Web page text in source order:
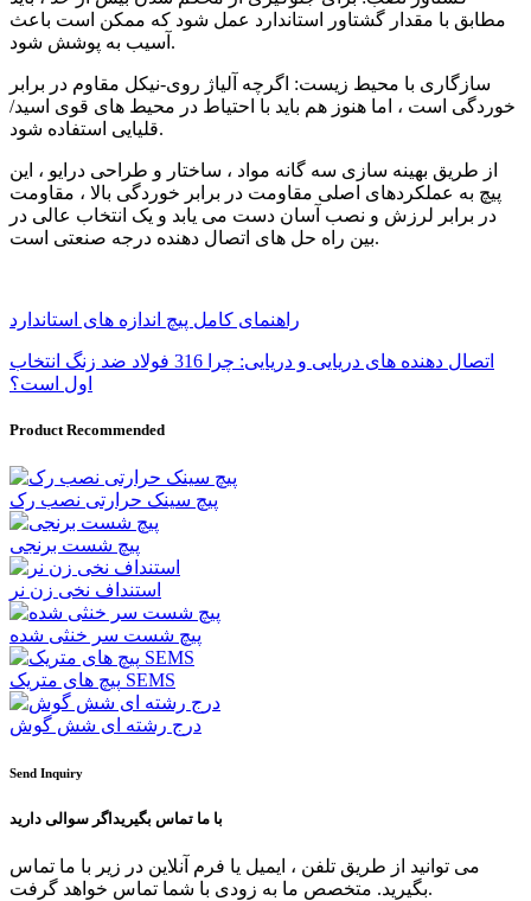
مطابق با مقدار گشتاور استاندارد عمل شود که ممکن است باعث
آسیب به پوشش شود.
سازگاری با محیط زیست: اگرچه آلیاژ روی-نیکل مقاوم در برابر
خوردگی است ، اما هنوز هم باید با احتیاط در محیط های قوی اسید/
قلیایی استفاده شود.
از طریق بهینه سازی سه گانه مواد ، ساختار و طراحی درایو ، این
پیچ به عملکردهای اصلی مقاومت در برابر خوردگی بالا ، مقاومت
در برابر لرزش و نصب آسان دست می یابد و یک انتخاب عالی در
بین راه حل های اتصال دهنده درجه صنعتی است.
راهنمای کامل پیچ اندازه های استاندارد
اتصال دهنده های دریایی و دریایی: چرا 316 فولاد ضد زنگ انتخاب
اول است؟
Product Recommended
پیچ سینک حرارتی نصب رک
پیچ شست برنجی
استنداف نخی زن نر
پیچ شست سر خنثی شده
پیچ های متریک SEMS
درج رشته ای شش گوش
Send Inquiry
با ما تماس بگیرید اگر سوالی دارید
می توانید از طریق تلفن ، ایمیل یا فرم آنلاین در زیر با ما تماس
بگیرید. متخصص ما به زودی با شما تماس خواهد گرفت.